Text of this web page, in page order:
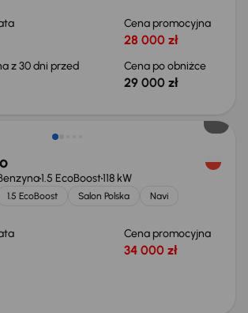
Cena promocyjna
28 000 zł
z 30 dni przed
Cena po obniżce
29 000 zł
1.5 EcoBoost118 kW
1.5 EcoBoost Salon Polska
Navi
Cena promocyjna
34 000 zł